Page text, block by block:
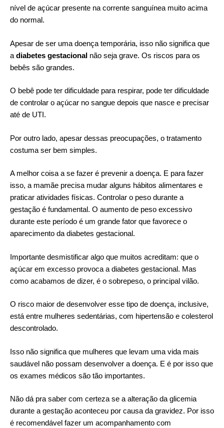
nível de açúcar presente na corrente sanguínea muito acima
do normal.
Apesar de ser uma doença temporária, isso não significa que
a diabetes gestacional não seja grave. Os riscos para os
bebês são grandes.
O bebê pode ter dificuldade para respirar, pode ter dificuldade
de controlar o açúcar no sangue depois que nasce e precisar
até de UTI.
Por outro lado, apesar dessas preocupações, o tratamento
costuma ser bem simples.
A melhor coisa a se fazer é prevenir a doença. E para fazer
isso, a mamãe precisa mudar alguns hábitos alimentares e
praticar atividades físicas. Controlar o peso durante a
gestação é fundamental. O aumento de peso excessivo
durante este período é um grande fator que favorece o
aparecimento da diabetes gestacional.
Importante desmistificar algo que muitos acreditam: que o
açúcar em excesso provoca a diabetes gestacional. Mas
como acabamos de dizer, é o sobrepeso, o principal vilão.
O risco maior de desenvolver esse tipo de doença, inclusive,
está entre mulheres sedentárias, com hipertensão e colesterol
descontrolado.
Isso não significa que mulheres que levam uma vida mais
saudável não possam desenvolver a doença. E é por isso que
os exames médicos são tão importantes.
Não dá pra saber com certeza se a alteração da glicemia
durante a gestação aconteceu por causa da gravidez. Por isso
é recomendável fazer um acompanhamento com